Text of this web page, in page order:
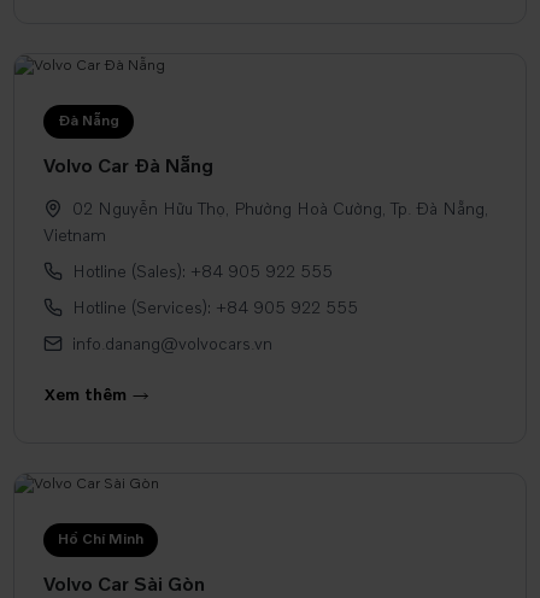
Đà Nẵng
Volvo Car Đà Nẵng
02 Nguyễn Hữu Thọ, Phường Hoà Cường, Tp. Đà Nẵng,
Vietnam
Hotline (Sales): +84 905 922 555
Hotline (Services): +84 905 922 555
info.danang@volvocars.vn
Xem thêm
Hồ Chí Minh
Volvo Car Sài Gòn